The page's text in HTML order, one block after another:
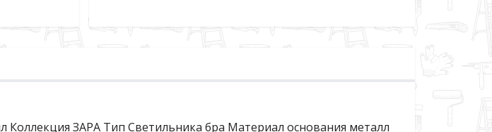
Коллекция ЗАРА Тип Светильника бра Материал основания металл